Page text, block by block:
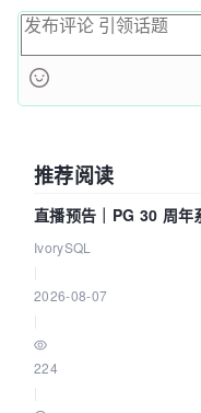
推荐阅读
直播预告｜PG 30 周年
核——我们改得动吗？我
IvorySQL
2026-08-07
224